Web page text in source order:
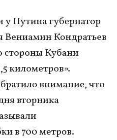
Путина губернатор
Вениамин Кондратьев
стороны Кубани
километров».
внимание, что
вторника
в 700 метров.